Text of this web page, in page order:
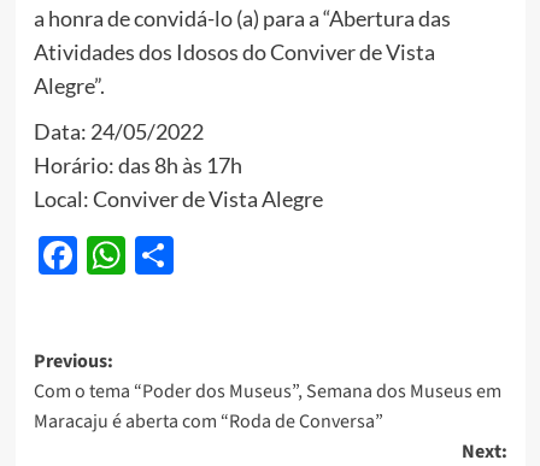
a honra de convidá-lo (a) para a “Abertura das
Atividades dos Idosos do Conviver de Vista
Alegre”.
Data: 24/05/2022
Horário: das 8h às 17h
Local: Conviver de Vista Alegre
Facebook
WhatsApp
Share
Post
navigation
Previous:
Com o tema “Poder dos Museus”, Semana dos Museus em
Maracaju é aberta com “Roda de Conversa”
Next: